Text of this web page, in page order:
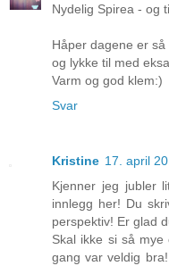
Nydelig Spirea - og
Håper dagene er så
og lykke til med
Varm og god klem:)
Svar
Kristine 17. april
Kjenner jeg jubler
innlegg her! Du
perspektiv! Er glad
Skal ikke si så
gang var veldig